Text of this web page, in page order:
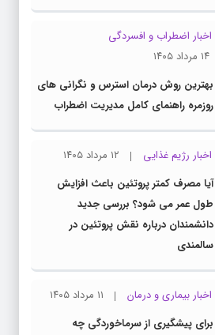
اخبار اضطراب و افسردگی
۱۴ مرداد ۱۴۰۵
بهترین روش درمان استرس و نگرانی های
روزمره راهنمای کامل مدیریت اضطراب
اخبار رژیم غذایی
۱۲ مرداد ۱۴۰۵
آیا مصرف کمتر پروتئین باعث افزایش
طول عمر می شود؟ بررسی جدید
دانشمندان درباره نقش پروتئین در
سالمندی
اخبار بیماری و درمان
۱۱ مرداد ۱۴۰۵
برای پیشگیری از سرماخوردگی چه